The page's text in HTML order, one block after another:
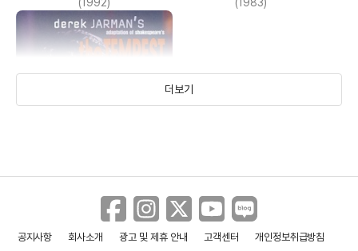
더보기
공지사항 회사소개 광고 및 제휴 안내 고객센터
개인정보취급방침